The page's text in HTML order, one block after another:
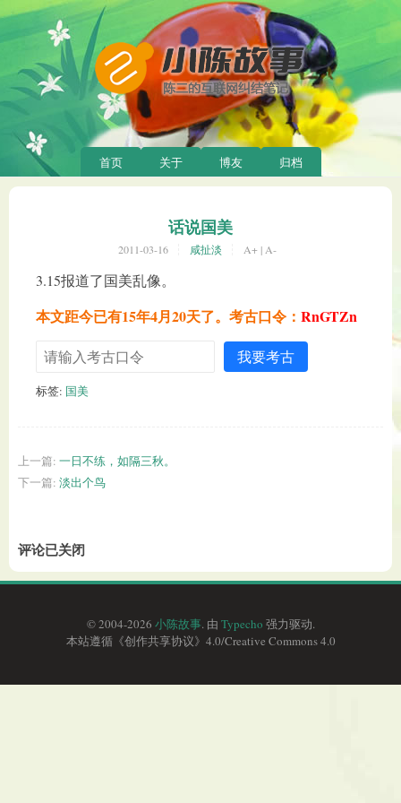
首页 关于 博友 归档
话说国美
2011-03-16 咸扯淡 A+ |A-
3.15报道了国美乱像。
本文距今已有15年4月20天了。考古口令： RnGTZn
我要考古
标签: 国美
上一篇: 一日不练，如隔三秋。
下一篇: 淡出个鸟
评论已关闭
© 2004-2026 小陈故事. 由 Typecho 强力驱动.
本站遵循《创作共享协议》4.0/Creative Commons 4.0